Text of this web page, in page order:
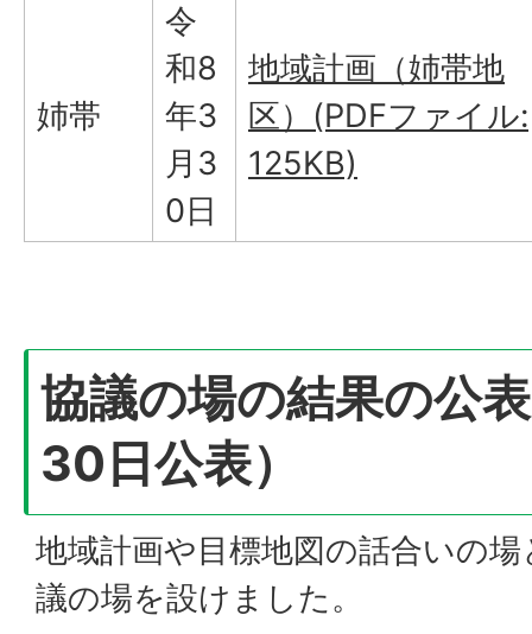
姉帯
令
和8
年3
月3
0日
地域計画（姉帯地
区）(PDFファイル:
125KB)
協議の場の結果の公
30日公表）
地域計画や目標地図の話合いの
議の場を設けました。